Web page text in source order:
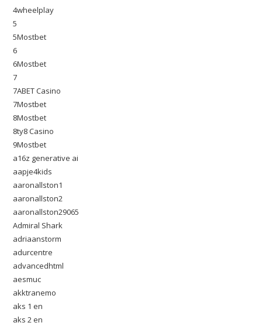
4wheelplay
5
5Mostbet
6
6Mostbet
7
7ABET Casino
7Mostbet
8Mostbet
8ty8 Casino
9Mostbet
a16z generative ai
aapje4kids
aaronallston1
aaronallston2
aaronallston29065
Admiral Shark
adriaanstorm
adurcentre
advancedhtml
aesmuc
akktranemo
aks 1 en
aks 2 en